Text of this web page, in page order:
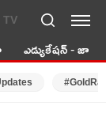
TV
ఎడ్యుకేషన్ - జాబ్స్